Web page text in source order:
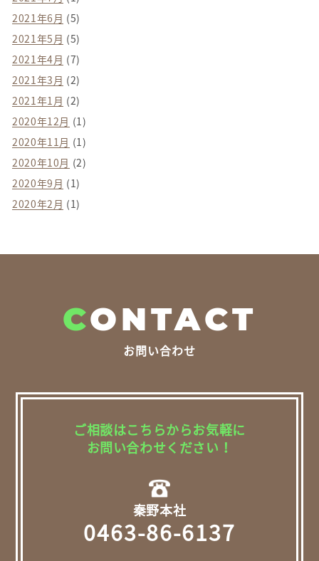
2021年6月 (5)
2021年5月 (5)
2021年4月 (7)
2021年3月 (2)
2021年1月 (2)
2020年12月 (1)
2020年11月 (1)
2020年10月 (2)
2020年9月 (1)
2020年2月 (1)
CONTACT
お問い合わせ
ご相談はこちらからお気軽に
お問い合わせください！
秦野本社
0463-86-6137